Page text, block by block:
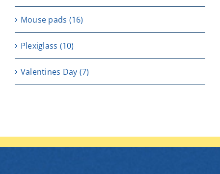
Μouse pads (16)
Plexiglass (10)
Valentines Day (7)